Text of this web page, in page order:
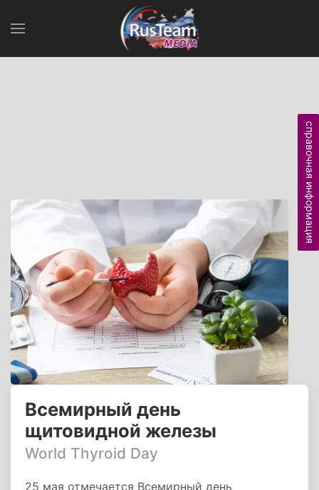
Всемирный день
щитовидной железы
World Thyroid Day
25 мая отмечается Всемирный день
справочная информация